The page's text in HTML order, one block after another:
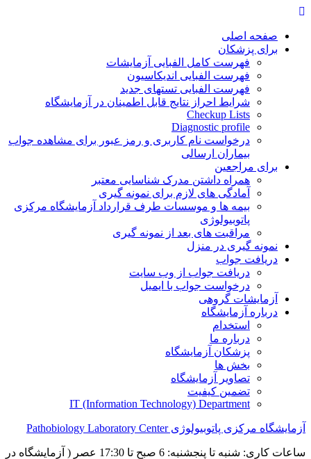
Skip
contentصفحه اصلی
برای پزشکان
فهرست کامل الفبایی آزمایشات
فهرست الفبایی اندیکاسیون
فهرست الفبایی تستهای جدید
شرایط احراز نتایج قابل اطمینان در آزمایشگاه
Checkup Lists
Diagnostic profile
درخواست نام کاربری و رمز عبور برای مشاهده جواب
بیماران ارسالی
برای مراجعین
همراه داشتن مدرک شناسایی معتبر
آمادگی های لازم برای نمونه گیری
بیمه ها و موسسات طرف قرارداد آزمایشگاه مرکزی
پاتوبیولوژی
مراقبت های بعد از نمونه گیری
نمونه گیری در منزل
دریافت جواب
دریافت جواب از وب سایت
درخواست جواب با ایمیل
آزمایشات گروهی
درباره آزمایشگاه
استخدام
درباره ما
پزشکان آزمایشگاه
بخش ها
تصاویر آزمایشگاه
تضمین کیفیت
IT (Information Technology) Department
آزمایشگاه مرکزی پاتوبیولوژی Pathobiology Laboratory Center
ساعات کاری: شنبه تا پنجشنبه: 6 صبح تا 17:30 عصر ( آزمایشگاه در